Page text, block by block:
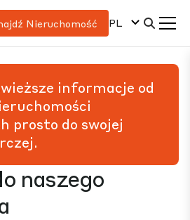
Nieruchomość PL
naszego
informacje od
prosto do swojej